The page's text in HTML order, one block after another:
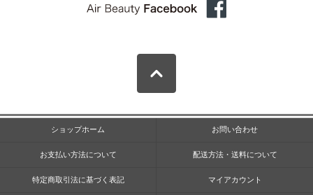
ショップホーム お問い合わせ
お支払い方法について 配送方法・送料について
特定商取引法に基づく表記 マイアカウント